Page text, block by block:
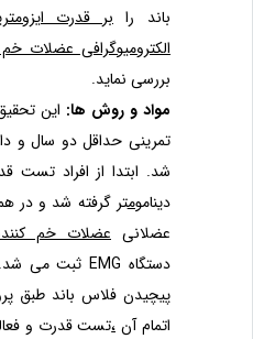
باند رابر قدرت
الکترومیوگرافی عضلات
بررسی نماید.
مواد و روش ها:این تحقیق
تمرینی حداقل دو سال و دامنه
شد. ابتدا از افراد تست قدرت
دینامومتر گرفته ­شد و در
عضلانیعضلات خم
دستگاهEMGثبت می
پیچیدن فلاس باند طبق
اتمام آن،تست قدرت و